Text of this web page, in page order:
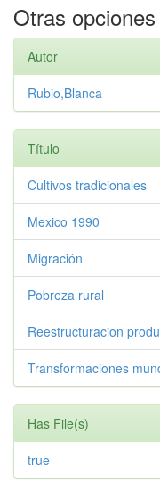
Otras
Autor
Rubio,Blanca
Título
Cultivos tradicionales
Mexico 1990
Migración
Pobreza rural
Reestructuracion
Transformaciones
Has File(s)
true